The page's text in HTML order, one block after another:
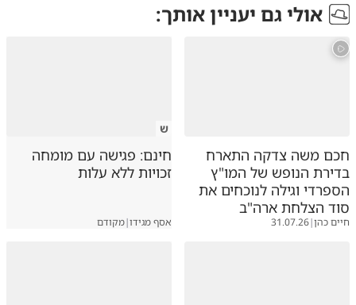
אולי גם יעניין אותך:
חכם משה צדקה התארח
בדירת הנופש של המו"ץ
הספרדי וגילה לנוכחים את
סוד הצלחת ארה"ב
חיים כהן|
31.07.26
ש
חינם: פגישה עם מומחה
זכויות ללא עלות
אסף מגידו|מקודם